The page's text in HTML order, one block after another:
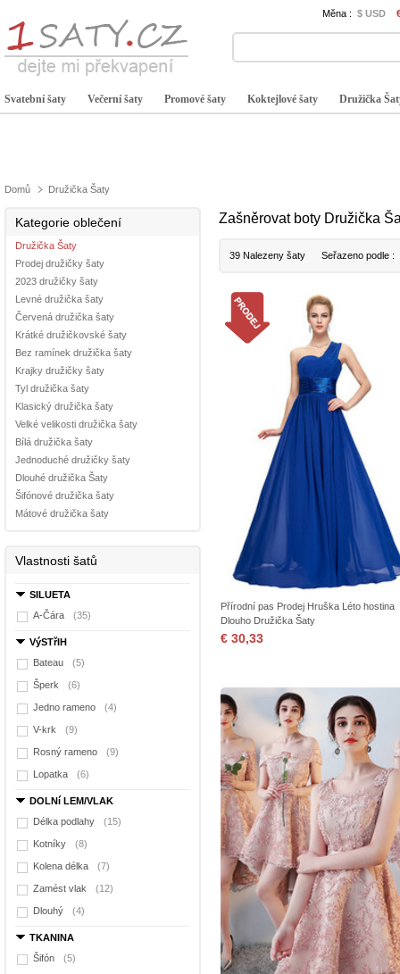
Měna : $ USD
Svatební šaty Večerní šaty Promové šaty Koktejlové šaty Družička
Domů Družička Šaty
Kategorie oblečení
Družička Šaty
Prodej družičky šaty
2023 družičky šaty
Levné družička šaty
Červená družička šaty
Krátké družičkovské šaty
Bez ramínek družička šaty
Krajky družičky šaty
Tyl družička šaty
Klasický družička šaty
Velké velikosti družička šaty
Bílá družička šaty
Jednoduché družičky šaty
Dlouhé družička Šaty
Šifónové družička šaty
Mátové družička šaty
Vlastnosti šatů
SILUETA
A-Čára
(35)
VýSTřIH
Bateau
(5)
Šperk (6)
Jedno rameno (4)
V-krk (9)
Rosný rameno (9)
Lopatka (6)
DOLNí LEM/VLAK
Délka podlahy
(15)
Kotníky (8)
Kolena délka (7)
Zamést vlak (12)
Dlouhý (4)
TKANINA
Šifón
(5)
Zašněrovat boty Družička
39 Nalezeny šaty Seřazeno podle :
Přírodní pas Prodej Hruška Léto hostina
Dlouho Družička Šaty
€ 30,33